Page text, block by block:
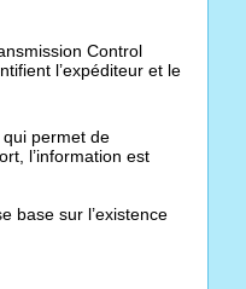
Control
l’expéditeur et le
permet de
l’information est
base sur l’existence